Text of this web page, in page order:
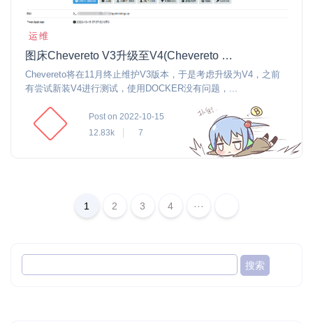
运维
图床Chevereto V3升级至V4(Chevereto V3 Upgrade to V4)
Chevereto将在11月终止维护V3版本，于是考虑升级为V4，之前
有尝试新装V4进行测试，使用DOCKER没有问题，...
Post on 2022-10-15
12.83k
7
1 2 3 4 ···